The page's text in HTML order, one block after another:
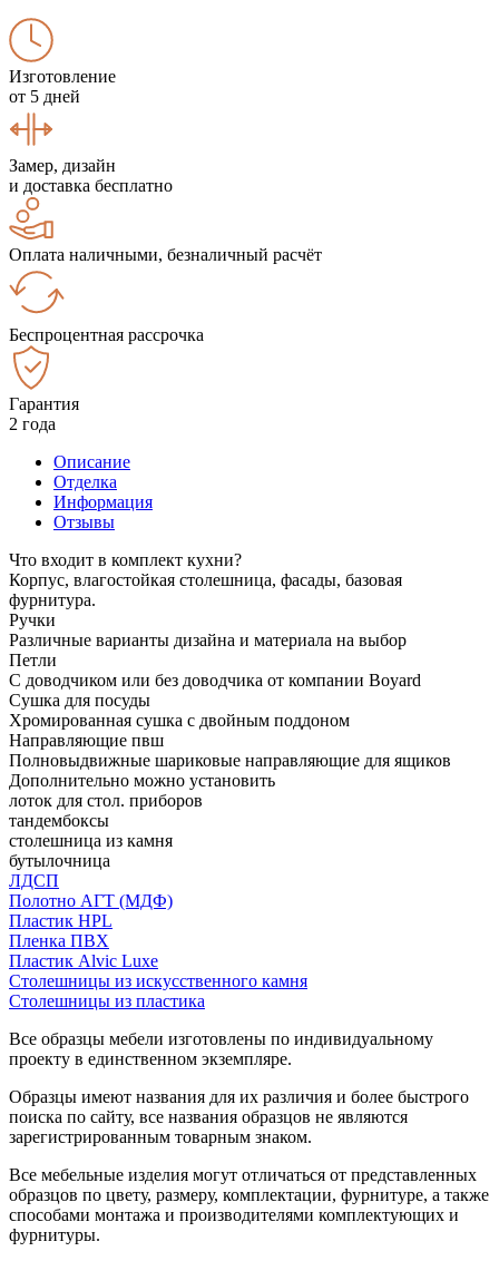
Изготовление
от 5 дней
Замер, дизайн
и доставка бесплатно
Оплата наличными, безналичный расчёт
Беспроцентная рассрочка
Гарантия
2 года
Описание
Отделка
Информация
Отзывы
Что входит в комплект кухни?
Корпус, влагостойкая столешница, фасады, базовая
фурнитура.
Ручки
Различные варианты дизайна и материала на выбор
Петли
С доводчиком или без доводчика от компании Boyard
Сушка для посуды
Хромированная сушка с двойным поддоном
Направляющие пвш
Полновыдвижные шариковые направляющие для ящиков
Дополнительно можно установить
лоток для стол. приборов
тандембоксы
столешница из камня
бутылочница
ЛДСП
Полотно АГТ (МДФ)
Пластик HPL
Пленка ПВХ
Пластик Alvic Luxe
Столешницы из искусственного камня
Столешницы из пластика
Все образцы мебели изготовлены по индивидуальному
проекту в единственном экземпляре.
Образцы имеют названия для их различия и более быстрого
поиска по сайту, все названия образцов не являются
зарегистрированным товарным знаком.
Все мебельные изделия могут отличаться от представленных
образцов по цвету, размеру, комплектации, фурнитуре, а также
способами монтажа и производителями комплектующих и
фурнитуры.